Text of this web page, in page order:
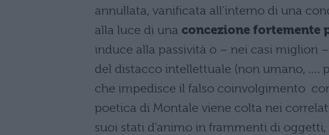
annullata, vanificata all’interno di una
alla luce di una concezione fortemente
induce alla passività o – nei casi migliori
del distacco intellettuale (non umano, ….
che impedisce il falso coinvolgimento
poetica di Montale viene colta nei
suoi stati d’animo in frammenti di